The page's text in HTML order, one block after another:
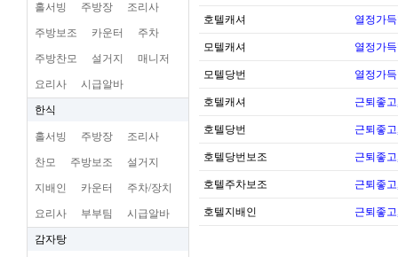
홀서빙 주방장 조리사
주방보조 카운터 주차
주방찬모 설거지 매니저
요리사 시급알바
한식
홀서빙 주방장 조리사
찬모 주방보조 설거지
지배인 카운터 주차/장치
요리사 부부팀 시급알바
감자탕
호텔캐셔 열정가
모텔캐셔 열정가
모텔당번 열정가
호텔캐셔 근퇴좋
호텔당번 근퇴좋
호텔당번보조 근퇴좋
호텔주차보조 근퇴좋
호텔지배인 근퇴좋